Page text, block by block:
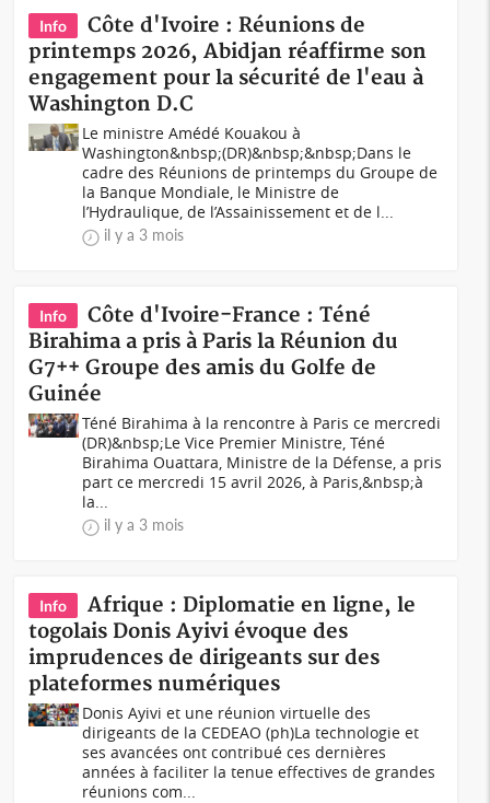
Info
Côte d'Ivoire : Réunions de
printemps 2026, Abidjan réaffirme son
engagement pour la sécurité de l'eau à
Washington D.C
Le ministre Amédé Kouakou à
Washington&nbsp;(DR)&nbsp;&nbsp;Dans le
cadre des Réunions de printemps du Groupe de
la Banque Mondiale, le Ministre de
l’Hydraulique, de l’Assainissement et de l...
il y a 3 mois
Info
Côte d'Ivoire-France : Téné
Birahima a pris à Paris la Réunion du
G7++ Groupe des amis du Golfe de
Guinée
Téné Birahima à la rencontre à Paris ce mercredi
(DR)&nbsp;Le Vice Premier Ministre, Téné
Birahima Ouattara, Ministre de la Défense, a pris
part ce mercredi 15 avril 2026, à Paris,&nbsp;à
la...
il y a 3 mois
Info
Afrique : Diplomatie en ligne, le
togolais Donis Ayivi évoque des
imprudences de dirigeants sur des
plateformes numériques
Donis Ayivi et une réunion virtuelle des
dirigeants de la CEDEAO (ph)La technologie et
ses avancées ont contribué ces dernières
années à faciliter la tenue effectives de grandes
réunions com...